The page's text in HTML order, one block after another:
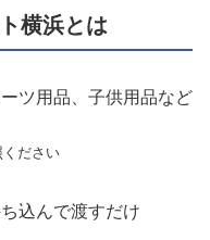
横浜とは
ツ用品、子供用品など
ください
込んで渡すだけ